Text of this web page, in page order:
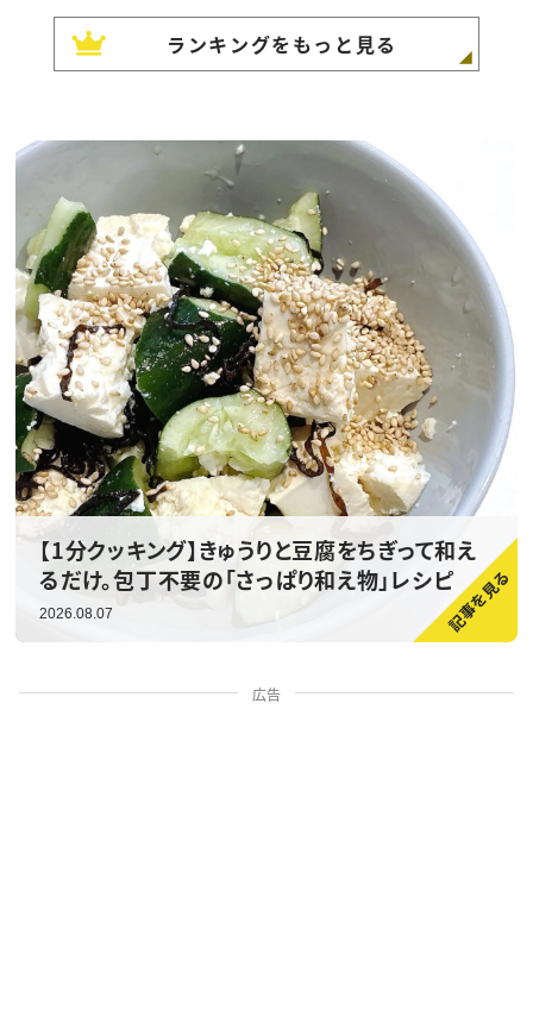
ランキングをもっと見る
【1分クッキング】きゅうりと豆腐をちぎって和え
るだけ。包丁不要の「さっぱり和え物」レシピ
2026.08.07
広告